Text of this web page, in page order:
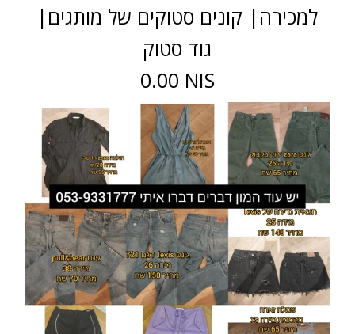
למכירה| קונים סטוקים של מותגים|
גוד סטוק
0.00 NIS